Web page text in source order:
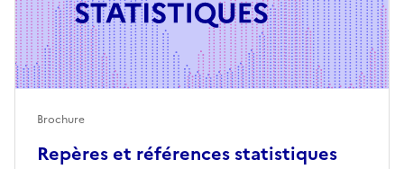
Repères et références statistiques
Brochure